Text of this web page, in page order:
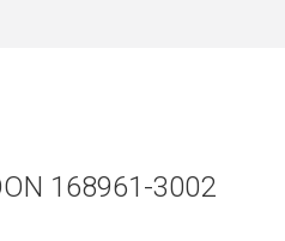
168961-3002